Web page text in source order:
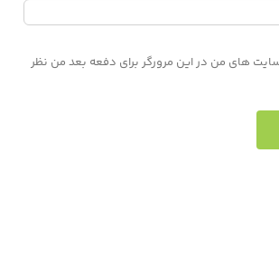
های من در این مرورگر برای دفعه بعد من نظر